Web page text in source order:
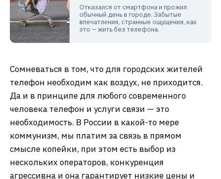
Отказался от смартфона и прожил
обычный день в городе. Забытые
впечатления, странные ощущения, как
это – жить без телефона.
Сомневаться в том, что для городских жителей
телефон необходим как воздух, не приходится.
Да и в принципе для любого современного
человека телефон и услуги связи — это
необходимость. В России в какой-то мере
коммунизм, мы платим за связь в прямом
смысле копейки, при этом есть выбор из
нескольких операторов, конкуренция
агрессивна и она гарантирует низкие цены и